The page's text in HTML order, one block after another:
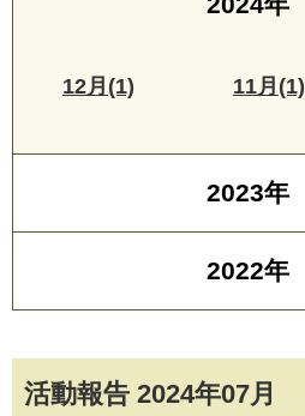
活動報告 2024年07月
12月(1) 11月(1)
2023年
2022年